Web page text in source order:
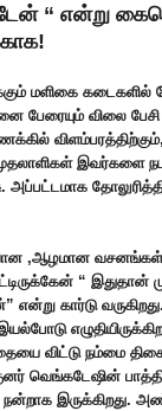
“ என்று
மளிகை
பேரையும் விலை
இவர்களை
அப்பட்டமாக
,ஆழமான
“
கார்டு
விட்டு நம்மை திசை
வெங்கடேஷின்
நன்றாக இருக்கிறது.